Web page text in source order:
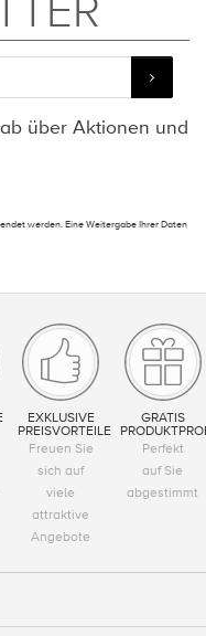
über Aktionen und
werden. Eine Weitergabe Ihrer Daten
EXKLUSIVE
PREISVORTEILE
Freuen Sie
sich auf
viele
attraktive
Angebote
GRATIS
Perfekt
auf Sie
abgestimmt